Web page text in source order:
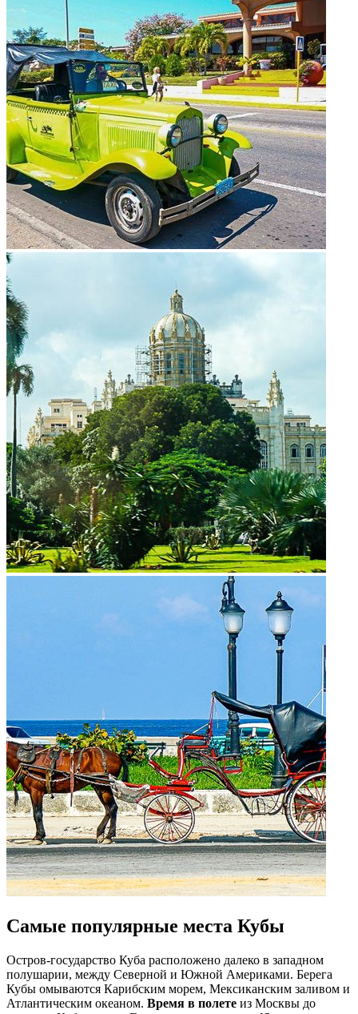
Самые популярные места Кубы
Остров-государство Куба расположено далеко в западном
полушарии, между Северной и Южной Америками. Берега
Кубы омываются Карибским морем, Мексиканским заливом и
Атлантическим океаном. Время в полете из Москвы до